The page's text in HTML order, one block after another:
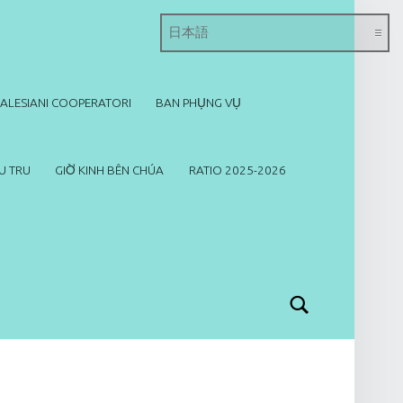
COOPERATORI BAN PHỤNG VỤ
TRU GIỜ KINH BÊN CHÚA RATIO 2025-2026